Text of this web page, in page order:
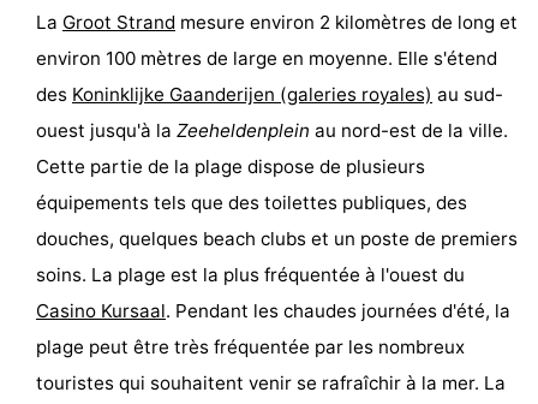
Oostduinkerke
Panne
Nature
Westhoek
Météo
Contact
La Groot Strand mesure environ 2 kilomètres de long et
environ 100 mètres de large en moyenne. Elle s'étend
des Koninklijke Gaanderijen (galeries royales) au sud-
ouest jusqu'à la Zeeheldenplein au nord-est de la ville.
Cette partie de la plage dispose de plusieurs
équipements tels que des toilettes publiques, des
douches, quelques beach clubs et un poste de premiers
soins. La plage est la plus fréquentée à l'ouest du
Casino Kursaal. Pendant les chaudes journées d'été, la
plage peut être très fréquentée par les nombreux
touristes qui souhaitent venir se rafraîchir à la mer. La